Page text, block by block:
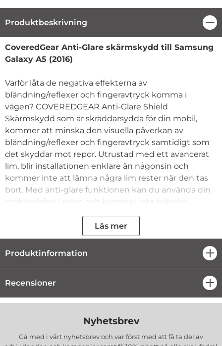
Produktbeskrivning
Produktbeskrivning
CoveredGear Anti-Glare skärmskydd till Samsung
Galaxy A5 (2016)
Varför låta de negativa effekterna av
bländning/reflexer och fingeravtryck komma i
vägen? COVEREDGEAR Anti-Glare Shield
Skärmskydd som är skräddarsydda för din mobil,
kommer att minska den visuella påverkan av
bländning/reflexer och fingeravtryck samtidigt som
det skyddar mot repor. Utrustad med ett avancerat
lim, blir installationen enklare än någonsin och
kommer inte att lämna några lim rester när den tas
bort. Med anti-glare funktionen kan du använda din
mobiltelefon i solen och kommer inte bländas.
skärmen. Den gör också fingeravtryck mindre
märkbara. Nu kan du enkelt läsa LCD-skärm på din
mobil inomhus eller utomhus i indirekt dagsljus -
COVEREDGEAR Anti-Glare Shield är tillverkad av den
bästa Japanska PET som är mycket starkt
inte längre önskas, utan att lämna några spårefter sig.
Skärmskyddet har perfekt passform för just din
Läs mer
Produktinformation
Recensioner
Nyhetsbrev
Gå med i vårt nyhetsbrev och var först med att få ta del av